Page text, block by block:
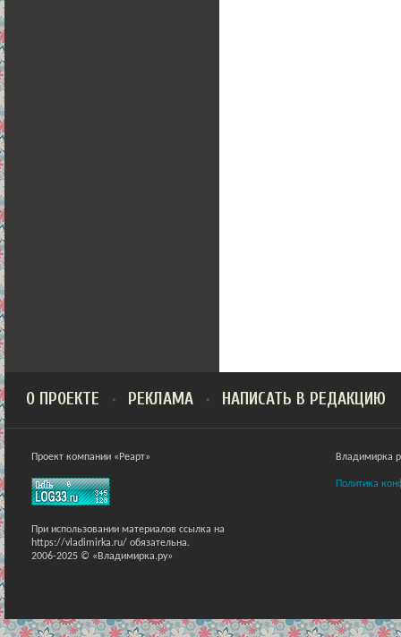
О ПРОЕКТЕ РЕКЛАМА НАПИСАТЬ В РЕДАКЦИЮ
Проект компании «Реарт»
При использовании материалов ссылка на
https://vladimirka.ru/ обязательна.
2006-2025 © «Владимирка.ру»
Владимирка
Политика